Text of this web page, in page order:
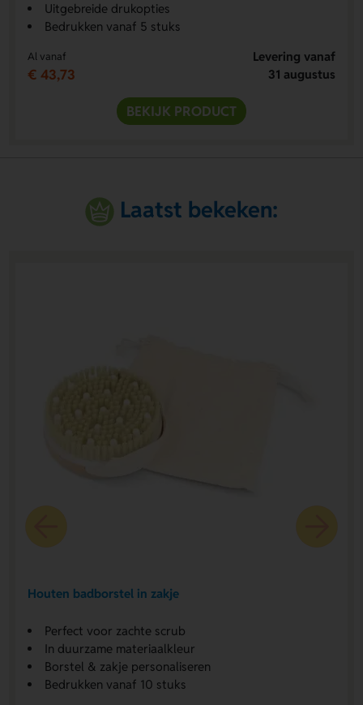
Uitgebreide drukopties
Bedrukken vanaf 5 stuks
Al vanaf
€ 43,73
Levering vanaf
31 augustus
BEKIJK PRODUCT
Laatst bekeken:
Houten badborstel in zakje
Perfect voor zachte scrub
In duurzame materiaalkleur
Borstel & zakje personaliseren
Bedrukken vanaf 10 stuks